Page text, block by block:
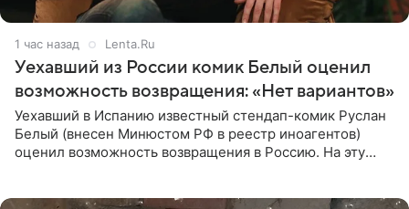
1 час назад Lenta.Ru
Уехавший из России комик Белый оценил
возможность возвращения: «Нет вариантов»
Уехавший в Испанию известный стендап-комик Руслан
Белый (внесен Минюстом РФ в реестр иноагентов)
оценил возможность возвращения в Россию. На эту